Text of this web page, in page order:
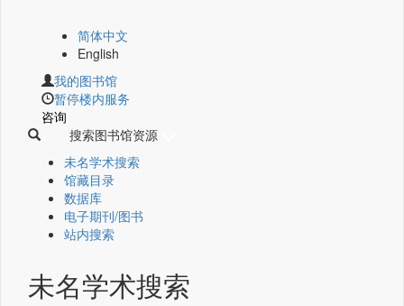
简体中文
English
我的图书馆
暂停楼内服务
咨询
搜索图书馆资源
未名学术搜索
馆藏目录
数据库
电子期刊/图书
站内搜索
未名学术搜索